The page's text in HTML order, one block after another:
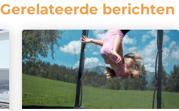
Gerelateerde berichten